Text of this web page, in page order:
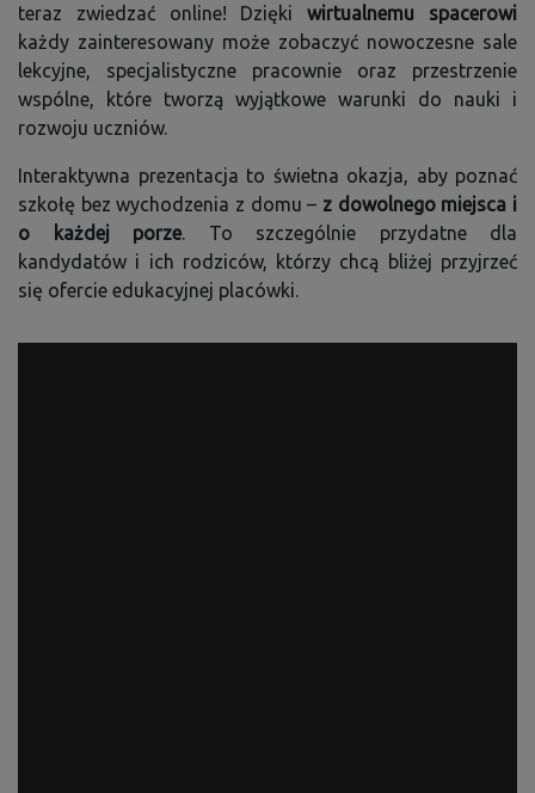
teraz zwiedzać online! Dziękiwirtualnemu spacerowi
każdy zainteresowany może zobaczyć nowoczesne sale
lekcyjne, specjalistyczne pracownie oraz przestrzenie
wspólne, które tworzą wyjątkowe warunki do nauki i
rozwoju uczniów.
Interaktywna prezentacja to świetna okazja, aby poznać
szkołę bez wychodzenia z domu – z dowolnego miejsca i
o każdej porze. To szczególnie przydatne dla
kandydatów i ich rodziców, którzy chcą bliżej przyjrzeć
się ofercie edukacyjnej placówki.